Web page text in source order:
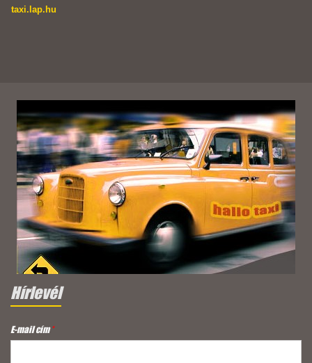
taxi.lap.hu
Hírlevél
E-mail cím*